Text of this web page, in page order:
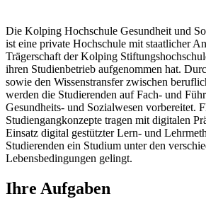
Die Kolping Hochschule Gesundheit und
ist eine private Hochschule mit staatlicher
Trägerschaft der Kolping
ihren Studienbetrieb aufgenommen hat.
sowie den Wissenstransfer zwischen
werden die Studierenden auf Fach- und
Gesundheits- und Sozialwesen vorbereitet.
Studiengangkonzepte tragen mit digitalen
Einsatz digital gestützter Lern- und
Studierenden ein Studium unter den
Lebensbedingungen gelingt.
Ihre Aufgaben